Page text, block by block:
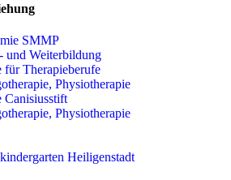
SMMP
und Weiterbildung
für Therapieberufe
Physiotherapie
Canisiusstift
Physiotherapie
Heiligenstadt